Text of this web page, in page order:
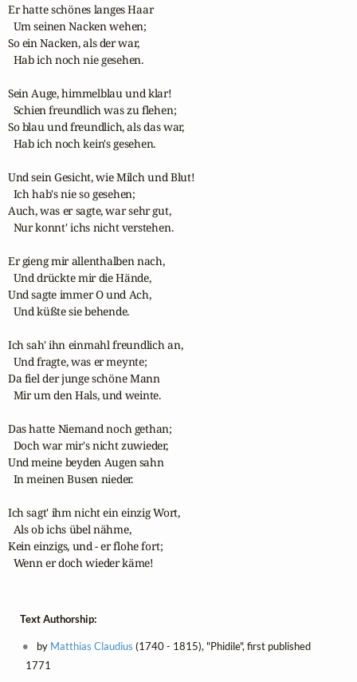
Er hatte schönes langes Haar
  Um seinen Nacken wehen;
So ein Nacken, als der war,
  Hab ich noch nie gesehen.
Sein Auge, himmelblau und klar!
  Schien freundlich was zu flehen;
So blau und freundlich, als das war,
  Hab ich noch kein's gesehen.
Und sein Gesicht, wie Milch und Blut!
  Ich hab's nie so gesehen;
Auch, was er sagte, war sehr gut,
  Nur konnt' ichs nicht verstehen.
Er gieng mir allenthalben nach,
  Und drückte mir die Hände,
Und sagte immer O und Ach,
  Und küßte sie behende.
Ich sah' ihn einmahl freundlich an,
  Und fragte, was er meynte;
Da fiel der junge schöne Mann
  Mir um den Hals, und weinte.
Das hatte Niemand noch gethan;
  Doch war mir's nicht zuwieder,
Und meine beyden Augen sahn
  In meinen Busen nieder.
Ich sagt' ihm nicht ein einzig Wort,
  Als ob ichs übel nähme,
Kein einzigs, und - er flohe fort;
  Wenn er doch wieder käme!
Text Authorship:
by Matthias Claudius (1740 - 1815), "Phidile", first published
1771